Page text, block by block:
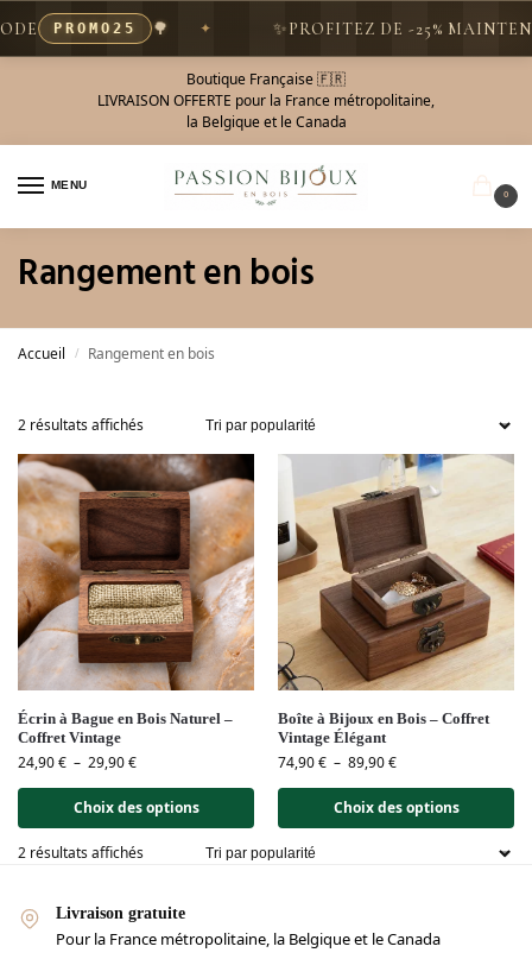
PROMO25 🌳 PROFITEZ DE -25%
Boutique Française 🇫🇷
LIVRAISON OFFERTE pour la France métropolitaine,
la Belgique et le Canada
MENU
0
Rangement en bois
Accueil / Rangement en bois
2 résultats affichés
Écrin à Bague en Bois Naturel –
Coffret Vintage
24,90€ – 29,90€
Choix des options
Boîte à Bijoux en Bois – Coffret
Vintage Élégant
74,90€ – 89,90€
Choix des options
2 résultats affichés
Livraison gratuite
Pour la France métropolitaine, la Belgique et le Canada